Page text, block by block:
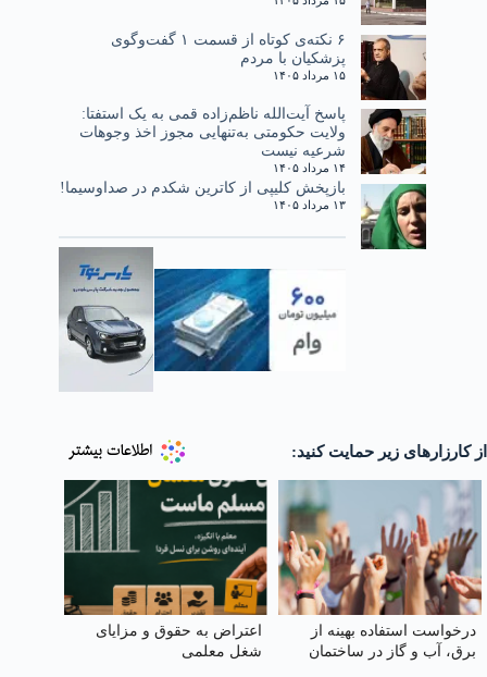
۶ نکته‌ی کوتاه از قسمت ۱ گفت‌وگوی
پزشکیان با مردم
۱۵ مرداد ۱۴۰۵
پاسخ آیت‌الله ناظم‌زاده قمی به یک استفتا:
ولایت حکومتی به‌تنهایی مجوز اخذ وجوهات
شرعیه نیست
۱۴ مرداد ۱۴۰۵
بازپخش کلیپی از کاترین شکدم در صداوسیما!
۱۳ مرداد ۱۴۰۵
از کارزارهای زیر حمایت کنید:
درخواست استفاده بهینه از
برق، آب و گاز در ساختمان
اعتراض به حقوق و مزایای
شغل معلمی